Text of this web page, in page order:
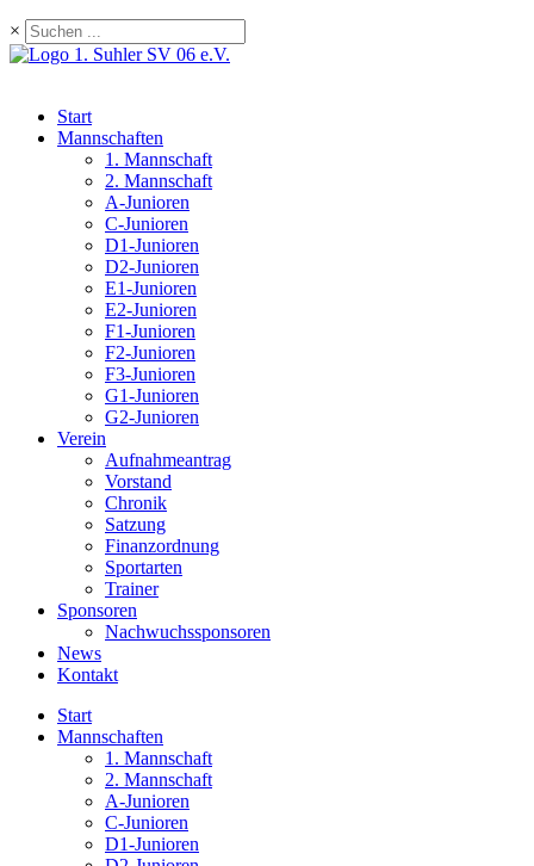
×
Start
Mannschaften
1. Mannschaft
2. Mannschaft
A-Junioren
C-Junioren
D1-Junioren
D2-Junioren
E1-Junioren
E2-Junioren
F1-Junioren
F2-Junioren
F3-Junioren
G1-Junioren
G2-Junioren
Verein
Aufnahmeantrag
Vorstand
Chronik
Satzung
Finanzordnung
Sportarten
Trainer
Sponsoren
Nachwuchssponsoren
News
Kontakt
Start
Mannschaften
1. Mannschaft
2. Mannschaft
A-Junioren
C-Junioren
D1-Junioren